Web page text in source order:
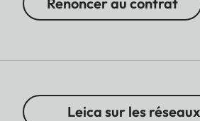
Leica sur les